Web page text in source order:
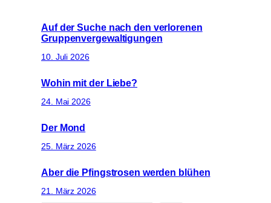
Auf der Suche nach den verlorenen
Gruppenvergewaltigungen
10. Juli 2026
Wohin mit der Liebe?
24. Mai 2026
Der Mond
25. März 2026
Aber die Pfingstrosen werden blühen
21. März 2026